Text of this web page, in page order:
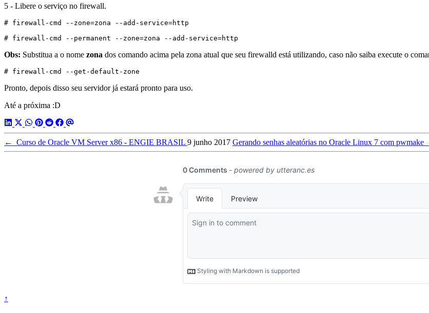
5 - Libere o serviço no firewall.
# firewall-cmd --permanent --zone=zona --add-service=http
Obs: Substitua a o nome zona dos comando acima pela zona atual que seu firewalld está utilizando, caso não saiba execute o
# firewall-cmd --get-default-zone
Pronto, depois disso seu servidor já estará pronto para uso.
Até a próxima :D
← Curso de Oracle VM Server x86 - ENGIE BRASIL 9 junho 2017 Gerando senhas aleatórias no Oracle Linux 7 com pwmake
↑